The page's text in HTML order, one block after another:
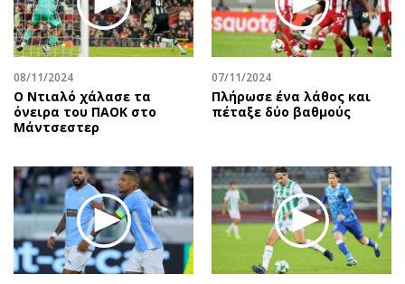
08/11/2024
Ο Ντιαλό χάλασε τα
όνειρα του ΠΑΟΚ στο
Μάντσεστερ
07/11/2024
Πλήρωσε ένα λάθος και
πέταξε δύο βαθμούς